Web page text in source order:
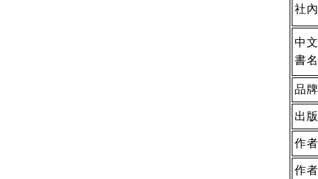
社
中文
書名
品牌
出
作者
作者